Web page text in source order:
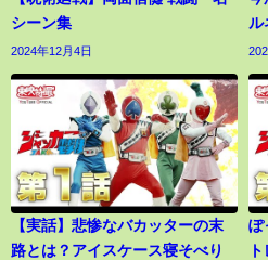
シーン集
2024年12月4日
【実話】悲惨なバカッターの末
路とは？アイスケース寝そべり
ぽ